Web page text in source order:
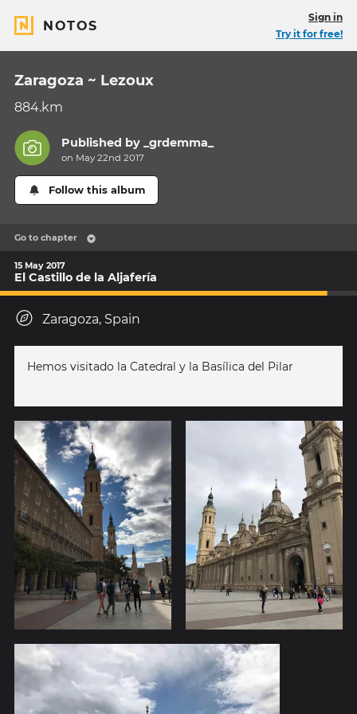
NOTOS
Sign in
Try it for free!
Zaragoza ~ Lezoux
884.km
Published by_grdemma_
on May 22nd 2017
Follow this album
Go to chapter
15 May 2017
El Castillo de la Aljafería
Zaragoza, Spain
Hemos visitado la Catedral y la Basílica del Pilar